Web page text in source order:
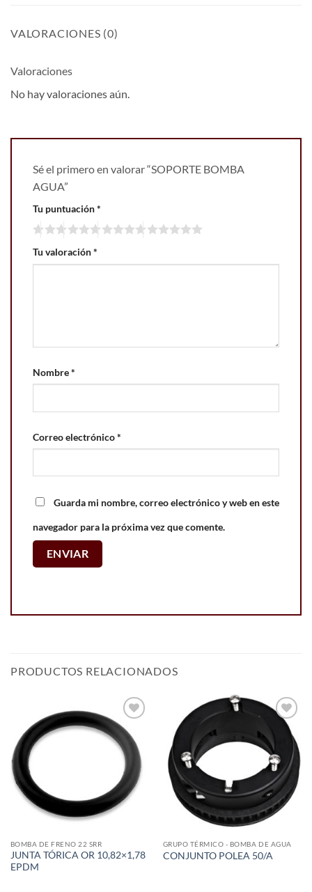
VALORACIONES (0)
Valoraciones
No hay valoraciones aún.
Sé el primero en valorar “SOPORTE BOMBA
AGUA”
Tu puntuación*
Tu valoración*
Nombre*
Correo electrónico*
Guarda mi nombre, correo electrónico y web en este
navegador para la próxima vez que comente.
PRODUCTOS RELACIONADOS
Add to
wishlist
BOMBA DE FRENO 22 SRR
JUNTA TÓRICA OR 10,82×1,78
EPDM
Add to
wishlist
GRUPO TÉRMICO - BOMBA DE AGUA
CONJUNTO POLEA 50/A